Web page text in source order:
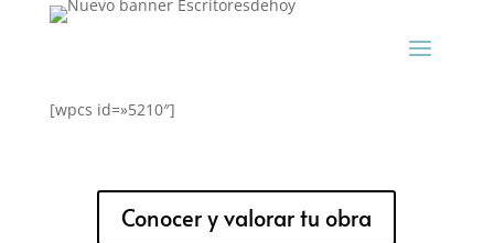
[wpcs id=»5210″]
Conocer y valorar tu obra